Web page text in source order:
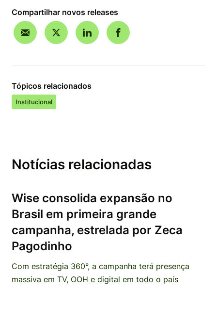
Compartilhar novos releases
Tópicos relacionados
Institucional
Notícias relacionadas
Wise consolida expansão no
Brasil em primeira grande
campanha, estrelada por Zeca
Pagodinho
Com estratégia 360°, a campanha terá presença
massiva em TV, OOH e digital em todo o país